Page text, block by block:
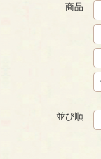
商品
並び順